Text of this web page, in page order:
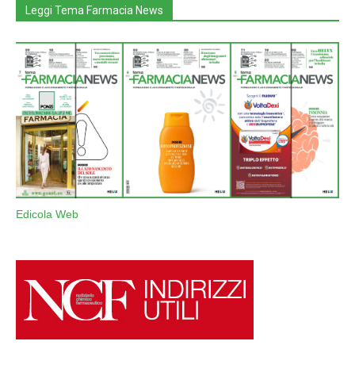
Leggi Tema Farmacia News
Edicola Web